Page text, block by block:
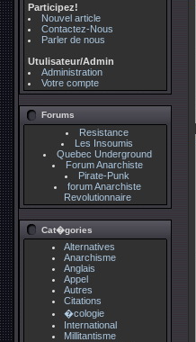
Participez!
Nouvel article
Contactez-Nous
Parler de nous
Utulisateur/Admin
Administration
Votre compte
Forums
Resistance
Les Insoumis
Quebec Underground
Forum Anarchiste
Pirate-Punk
forum Anarchiste
Revolutionnaire
Cat�gories
Alternatives
Anarchisme
Anglais
Appel
Autres
Citations
�cologie
International
Millitantisme